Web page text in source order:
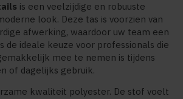
is een veelzijdige en robuuste
look. Deze tas is voorzien van
afwerking, waardoor uw team een
ideale keuze voor professionals die
mee te nemen is tijdens
of dagelijks gebruik.
kwaliteit polyester. De stof voelt